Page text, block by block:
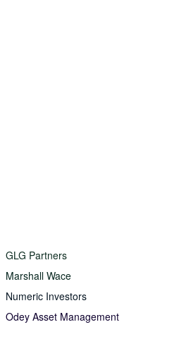
GLG Partners
Marshall Wace
Numeric Investors
Odey Asset Management